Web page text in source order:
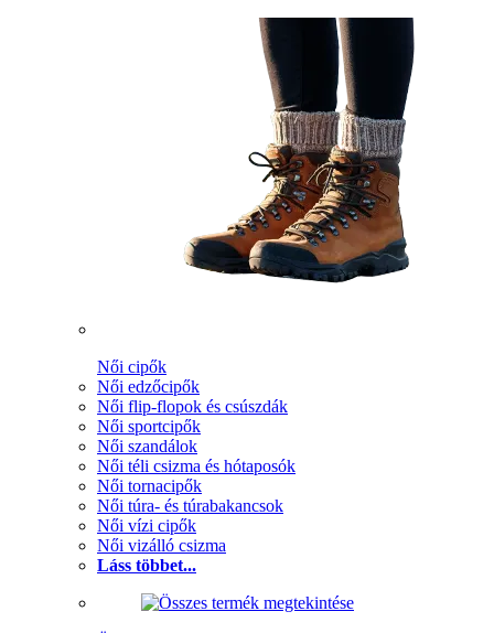
Női cipők
Női edzőcipők
Női flip-flopok és csúszdák
Női sportcipők
Női szandálok
Női téli csizma és hótaposók
Női tornacipők
Női túra- és túrabakancsok
Női vízi cipők
Női vizálló csizma
Láss többet...